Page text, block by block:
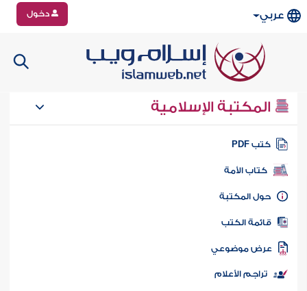
عربي دخول
المكتبة الإسلامية
كتب PDF
كتاب الأمة
المكتبة
الكتب
موضوعي